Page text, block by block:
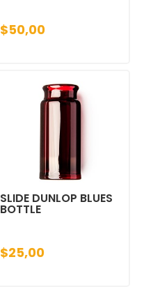
$50,00
SLIDE DUNLOP BLUES
BOTTLE
$25,00